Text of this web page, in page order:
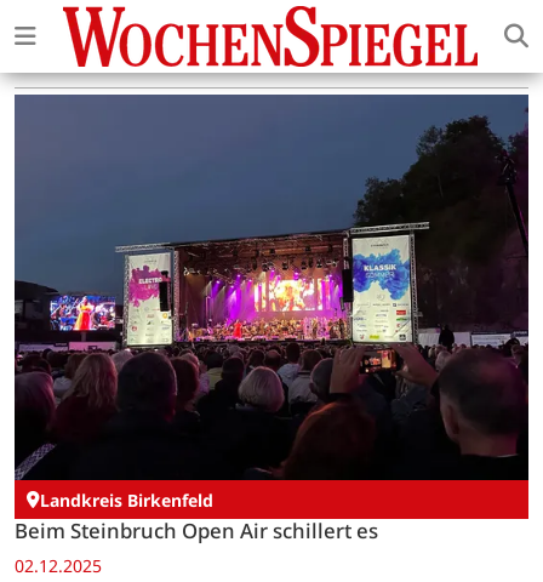
Landkreis Birkenfeld
Beim Steinbruch Open Air schillert es
02.12.2025